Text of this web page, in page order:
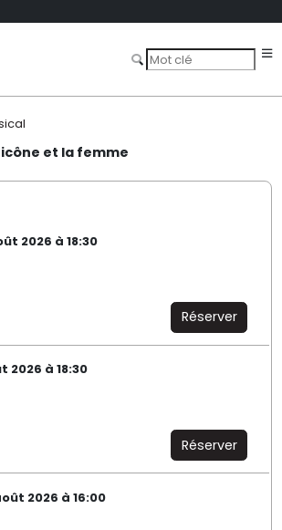
et la femme
2026 à 18:30
Réserver
2026 à 18:30
Réserver
2026 à 16:00